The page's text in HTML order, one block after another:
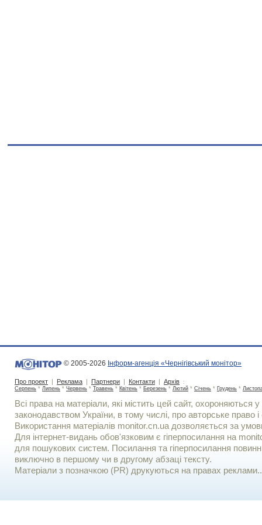
© 2005-2026 Інформ-агенція «Чернігівський монітор»
Про проект | Реклама | Партнери | Контакти | Архів :
Серпень * Липень * Червень * Травень * Квітень * Березень * Лютий * Січень * Грудень *
Всі права на матеріали, які містить цей сайт, охороняються у
законодавством України, в тому числі, про авторське право і
Використання матерiалiв monitor.cn.ua дозволяється за
Для iнтернет-видань обов'язковим є гiперпосилання на
для пошукових систем. Посилання та гіперпосилання
виключно в першому чи в другому абзаці тексту.
Матеріали з позначкою (PR) друкуються на правах реклами..